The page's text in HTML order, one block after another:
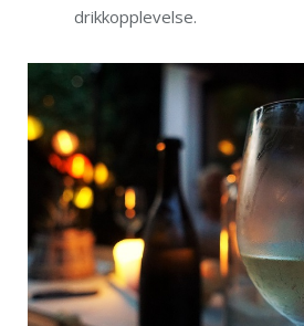
drikkopplevelse.